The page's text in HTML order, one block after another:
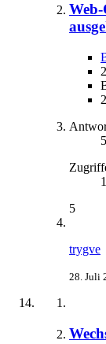
5
5
trygve
28. Juli